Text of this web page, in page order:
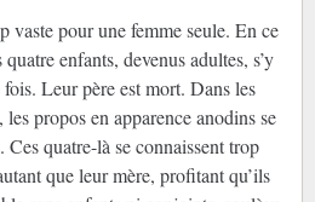
vaste pour une femme seule. En ce
enfants, devenus adultes, s’y
Leur père est mort. Dans les
propos en apparence anodins se
Ces quatre-là se connaissent trop
que leur mère, profitant qu’ils